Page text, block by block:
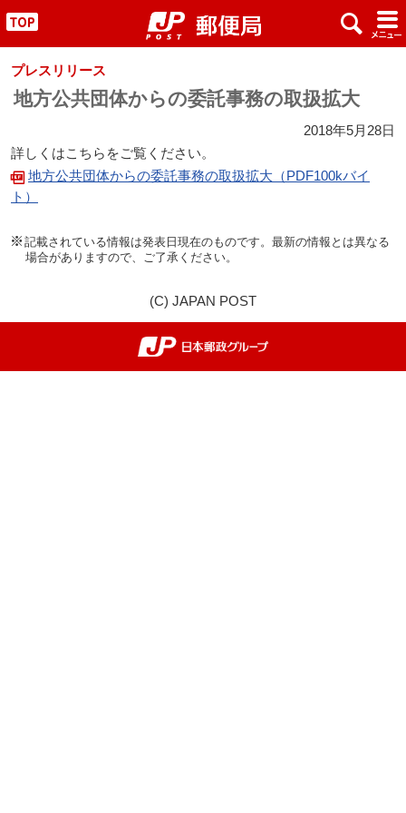
" x #
プレスリリース
地方公共団体からの委託事務の取扱拡大
2018年5月28日
詳しくはこちらをご覧ください。
地方公共団体からの委託事務の取扱拡大（PDF100kバイ
ト）
記載されている情報は発表日現在のものです。最新の情報とは異なる
場合がありますので、ご了承ください。
(C) JAPAN POST